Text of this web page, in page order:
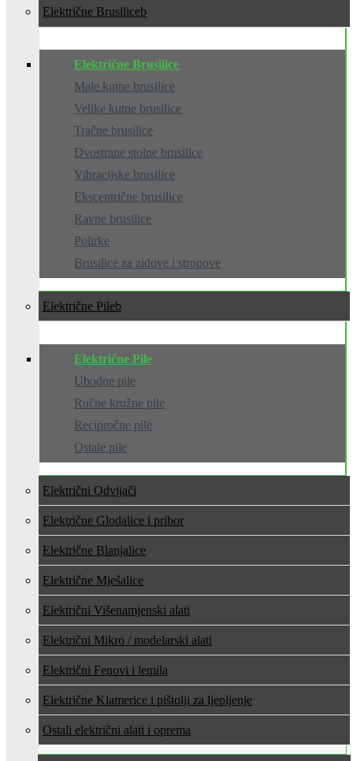
Električne Brusilice
Električne Brusilice
Male kutne brusilice
Velike kutne brusilice
Tračne brusilice
Dvostrane stolne brusilice
Vibracijske brusilice
Ekscentrične brusilice
Ravne brusilice
Polirke
Brusilice za zidove i stropove
Električne Pile
Električne Pile
Ubodne pile
Ručne kružne pile
Recipročne pile
Ostale pile
Električni Odvijači
Električne Glodalice i pribor
Električne Blanjalice
Električne Mješalice
Električni Višenamjenski alati
Električni Mikro / modelarski alati
Električni Fenovi i lemila
Električne Klamerice i pištolji za ljepljenje
Ostali električni alati i oprema